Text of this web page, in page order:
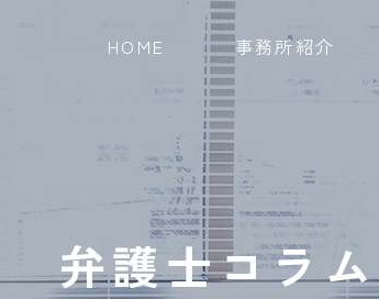
HOME 事務所紹介
弁護士コラム